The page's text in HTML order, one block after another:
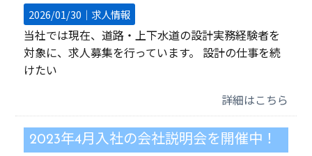
2026/01/30｜ 求人情報
当社では現在、道路・上下水道の設計実務経験者を
対象に、求人募集を行っています。 設計の仕事を続
けたい
詳細はこちら
2023年4月入社の会社説明会を開催中！